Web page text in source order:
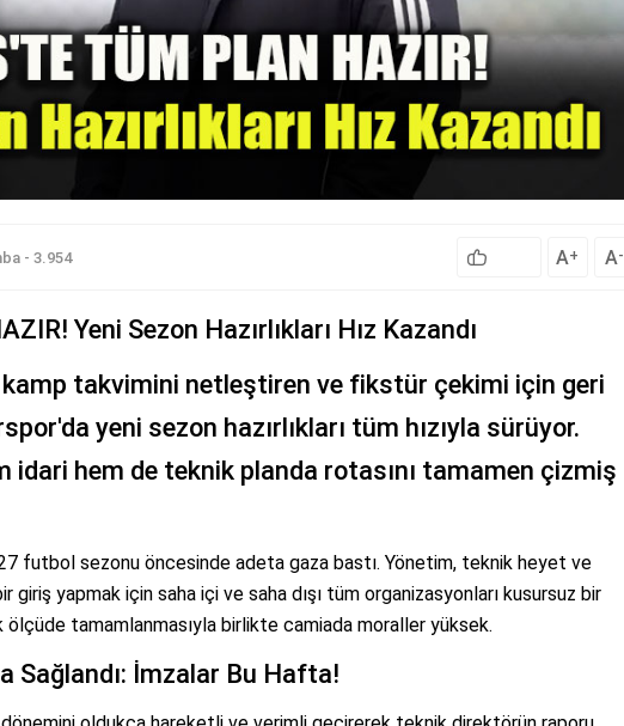
- 3.954 A+ A-
Yeni Sezon Hazırlıkları Hız Kazandı
takvimini netleştiren ve fikstür çekimi için geri
yeni sezon hazırlıkları tüm hızıyla sürüyor.
idari hem de teknik planda rotasını tamamen çizmiş
futbol sezonu öncesinde adeta gaza bastı. Yönetim, teknik heyet ve
giriş yapmak için saha içi ve saha dışı tüm organizasyonları kusursuz bir
ölçüde tamamlanmasıyla birlikte camiada moraller yüksek.
Sağlandı: İmzalar Bu Hafta!